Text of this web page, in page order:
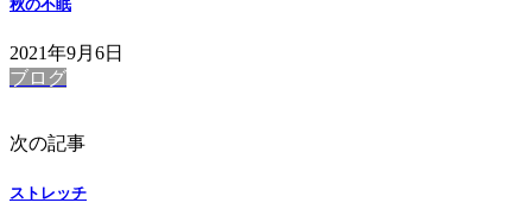
秋の不眠
2021年9月6日
ブログ
次の記事
ストレッチ